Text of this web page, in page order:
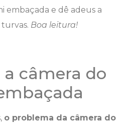
embaçada e dê adeus a
Boa leitura!
a câmera do
o problema da câmera do